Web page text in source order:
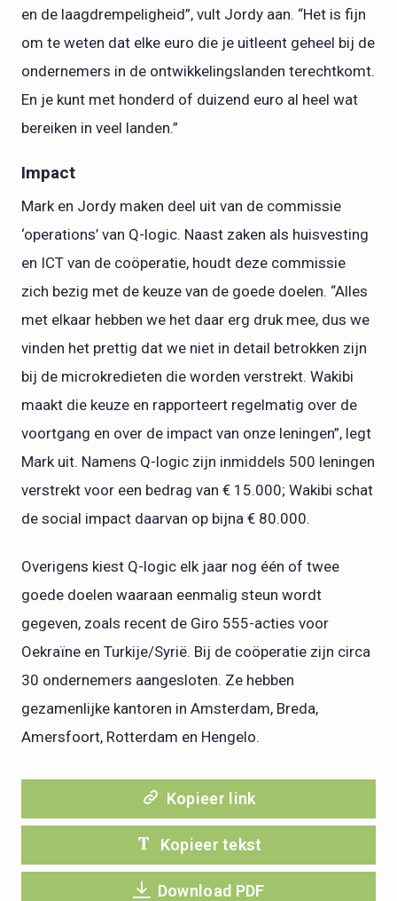
en de laagdrempeligheid”, vult Jordy aan. “Het is fijn
om te weten dat elke euro die je uitleent geheel bij de
ondernemers in de ontwikkelingslanden terechtkomt.
En je kunt met honderd of duizend euro al heel wat
bereiken in veel landen.”
Impact
Mark en Jordy maken deel uit van de commissie
‘operations’ van Q-logic. Naast zaken als huisvesting
en ICT van de coöperatie, houdt deze commissie
zich bezig met de keuze van de goede doelen. “Alles
met elkaar hebben we het daar erg druk mee, dus we
vinden het prettig dat we niet in detail betrokken zijn
bij de microkredieten die worden verstrekt. Wakibi
maakt die keuze en rapporteert regelmatig over de
voortgang en over de impact van onze leningen”, legt
Mark uit. Namens Q-logic zijn inmiddels 500 leningen
verstrekt voor een bedrag van € 15.000; Wakibi schat
de social impact daarvan op bijna € 80.000.
Overigens kiest Q-logic elk jaar nog één of twee
goede doelen waaraan eenmalig steun wordt
gegeven, zoals recent de Giro 555-acties voor
Oekraïne en Turkije/Syrië. Bij de coöperatie zijn circa
30 ondernemers aangesloten. Ze hebben
gezamenlijke kantoren in Amsterdam, Breda,
Amersfoort, Rotterdam en Hengelo.
Kopieer link
Kopieer tekst
Download PDF